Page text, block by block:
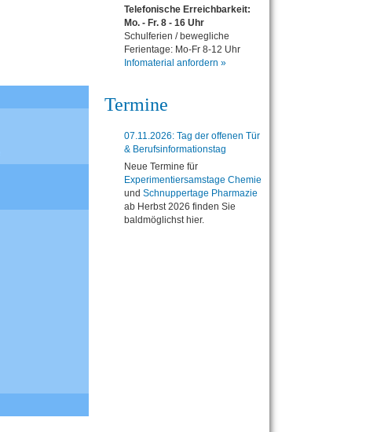
Telefonische Erreichbarkeit:
Mo. - Fr. 8 - 16 Uhr
Schulferien / bewegliche
Ferientage: Mo-Fr 8-12 Uhr
Infomaterial anfordern »
Termine
07.11.2026: Tag der offenen Tür
& Berufsinformationstag
Neue Termine für
Experimentiersamstage Chemie
und Schnuppertage Pharmazie
ab Herbst 2026 finden Sie
baldmöglichst hier.